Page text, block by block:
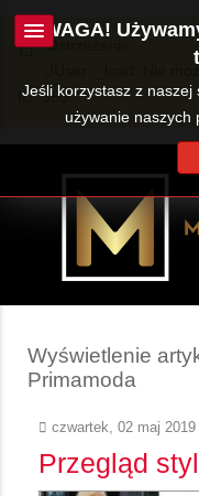
Ostrzeżenie
JUser::_load: Nie
ID: 360.
Wyświetlenie
Primamoda
czwartek, 02 maj 2019
Przegląd
UWAGA!
Jeśli korzystasz z
używanie naszych